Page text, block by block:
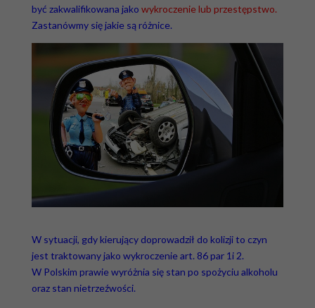
być zakwalifikowana jako wykroczenie lub przestępstwo.
Zastanówmy się jakie są różnice.
W sytuacji, gdy kierujący doprowadził do kolizji to czyn
jest traktowany jako wykroczenie art. 86 par 1i 2.
W Polskim prawie wyróżnia się stan po spożyciu alkoholu
oraz stan nietrzeźwości.